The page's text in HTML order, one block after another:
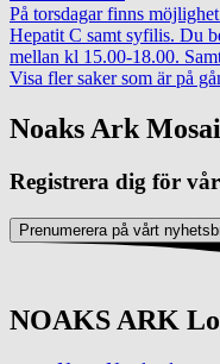
På torsdagar finns
Hepatit C samt syfilis. Du
mellan kl 15.00-18.00.
Visa fler saker som är på
Noaks Ark
Registrera dig för
Prenumerera på vårt
NOAKS ARK